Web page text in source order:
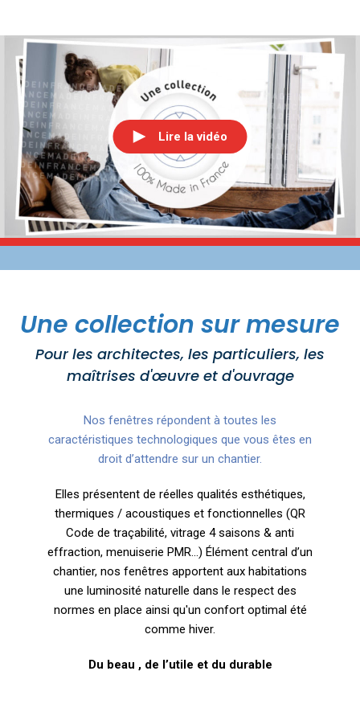
Lire la vidéo
Une collection sur mesure
Pour les architectes, les particuliers, les
maîtrises d'œuvre et d'ouvrage
Nos fenêtres répondent à toutes les
caractéristiques technologiques que vous êtes en
droit d’attendre sur un chantier.
Elles présentent de réelles qualités esthétiques,
thermiques / acoustiques et fonctionnelles (QR
Code de traçabilité, vitrage 4 saisons & anti
effraction, menuiserie PMR...) Élément central d’un
chantier, nos fenêtres apportent aux habitations
une luminosité naturelle dans le respect des
normes en place ainsi qu'un confort optimal été
comme hiver.
Du beau , de l’utile et du durable